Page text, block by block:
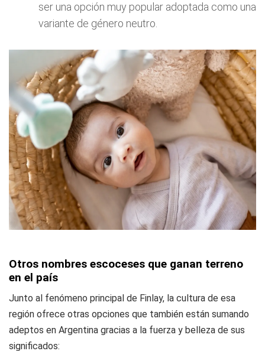
ser una opción muy popular adoptada como una
variante de género neutro.
Otros nombres escoceses que ganan terreno
en el país
Junto al fenómeno principal de Finlay, la cultura de esa
región ofrece otras opciones que también están sumando
adeptos en Argentina gracias a la fuerza y belleza de sus
significados: